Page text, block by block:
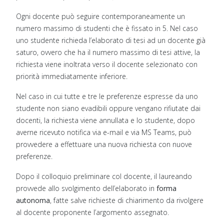
Ogni docente può seguire contemporaneamente un
numero massimo di studenti che è fissato in 5. Nel caso
uno studente richieda l’elaborato di tesi ad un docente già
saturo, ovvero che ha il numero massimo di tesi attive, la
richiesta viene inoltrata verso il docente selezionato con
priorità immediatamente inferiore.
Nel caso in cui tutte e tre le preferenze espresse da uno
studente non siano evadibili oppure vengano rifiutate dai
docenti, la richiesta viene annullata e lo studente, dopo
averne ricevuto notifica via e-mail e via MS Teams, può
provvedere a effettuare una nuova richiesta con nuove
preferenze.
Dopo il colloquio preliminare col docente, il laureando
provvede allo svolgimento dell’elaborato in forma
autonoma, fatte salve richieste di chiarimento da rivolgere
al docente proponente l’argomento assegnato.